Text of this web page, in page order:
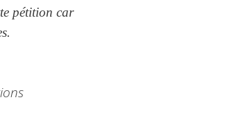
pétition car